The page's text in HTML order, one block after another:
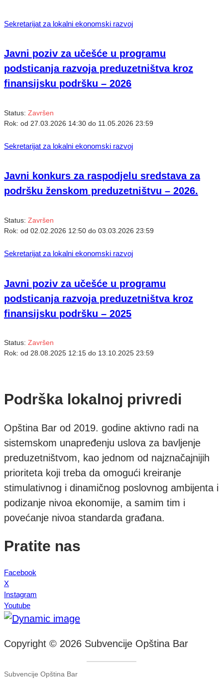
Sekretarijat za lokalni ekonomski razvoj
Javni poziv za učešće u programu
podsticanja razvoja preduzetništva kroz
finansijsku podršku – 2026
Status: Završen
Rok: od 27.03.2026 14:30 do 11.05.2026 23:59
Sekretarijat za lokalni ekonomski razvoj
Javni konkurs za raspodjelu sredstava za
podršku ženskom preduzetništvu – 2026.
Status: Završen
Rok: od 02.02.2026 12:50 do 03.03.2026 23:59
Sekretarijat za lokalni ekonomski razvoj
Javni poziv za učešće u programu
podsticanja razvoja preduzetništva kroz
finansijsku podršku – 2025
Status: Završen
Rok: od 28.08.2025 12:15 do 13.10.2025 23:59
Podrška lokalnoj privredi
Opština Bar od 2019. godine aktivno radi na
sistemskom unapređenju uslova za bavljenje
preduzetništvom, kao jednom od najznačajnijih
prioriteta koji treba da omogući kreiranje
stimulativnog i dinamičnog poslovnog ambijenta i
podizanje nivoa ekonomije, a samim tim i
povećanje nivoa standarda građana.
Pratite nas
Facebook
X
Instagram
Youtube
Copyright © 2026 Subvencije Opština Bar
Subvencije Opština Bar